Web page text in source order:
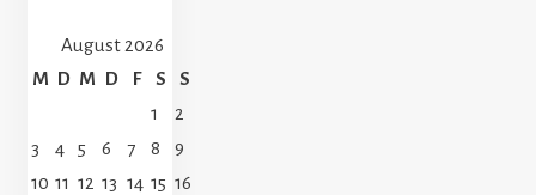
August 2026
M D M D F S
S
1
2
3
4 5 6 7 8
9
10 11 12 13 14 15 16